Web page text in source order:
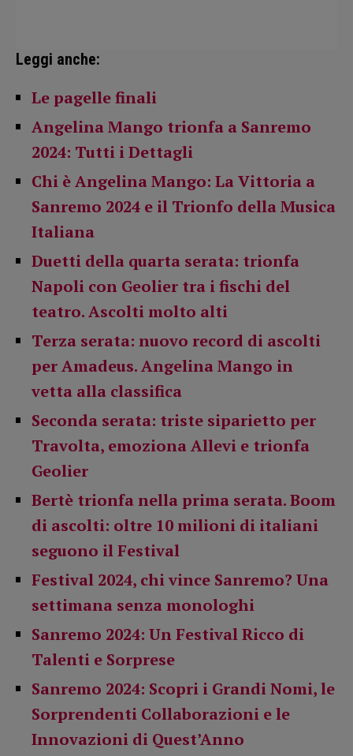
Leggi anche:
Le pagelle finali
Angelina Mango trionfa a Sanremo
2024: Tutti i Dettagli
Chi è Angelina Mango: La Vittoria a
Sanremo 2024 e il Trionfo della Musica
Italiana
Duetti della quarta serata: trionfa
Napoli con Geolier tra i fischi del
teatro. Ascolti molto alti
Terza serata: nuovo record di ascolti
per Amadeus. Angelina Mango in
vetta alla classifica
Seconda serata: triste siparietto per
Travolta, emoziona Allevi e trionfa
Geolier
Bertè trionfa nella prima serata. Boom
di ascolti: oltre 10 milioni di italiani
seguono il Festival
Festival 2024, chi vince Sanremo? Una
settimana senza monologhi
Sanremo 2024: Un Festival Ricco di
Talenti e Sorprese
Sanremo 2024: Scopri i Grandi Nomi, le
Sorprendenti Collaborazioni e le
Innovazioni di Quest’Anno